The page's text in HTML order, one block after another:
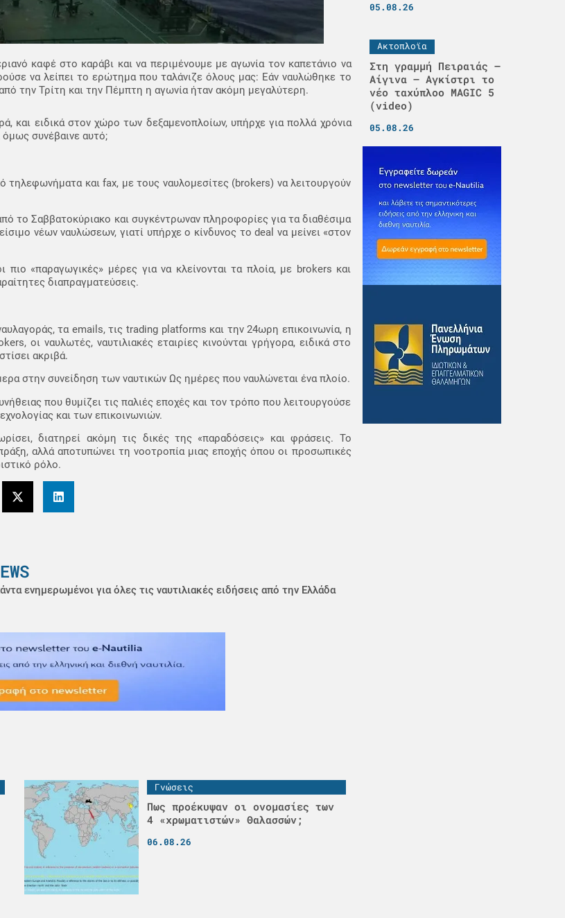
καφέ στο καράβι και να περιμένουμε με αγωνία τον καπετάνιο να
να λείπει το ερώτημα που ταλάνιζε όλους μας: Εάν ναυλώθηκε το
την Τρίτη και την Πέμπτη η αγωνία ήταν ακόμη μεγαλύτερη.
και ειδικά στον χώρο των δεξαμενοπλοίων, υπήρχε για πολλά χρόνια
όμως συνέβαινε αυτό;
τηλεφωνήματα και fax, με τους ναυλομεσίτες (brokers) να λειτουργούν
το Σαββατοκύριακο και συγκέντρωναν πληροφορίες για τα διαθέσιμα
νέων ναυλώσεων, γιατί υπήρχε ο κίνδυνος το deal να μείνει «στον
«παραγωγικές» μέρες για να κλείνονται τα πλοία, με brokers και
διαπραγματεύσεις.
τα emails, τις trading platforms και την 24ωρη επικοινωνία, η
οι ναυλωτές, ναυτιλιακές εταιρίες κινούνται γρήγορα, ειδικά στο
ακριβά.
στην συνείδηση των ναυτικών Ως ημέρες που ναυλώνεται ένα πλοίο.
που θυμίζει τις παλιές εποχές και τον τρόπο που λειτουργούσε
και των επικοινωνιών.
διατηρεί ακόμη τις δικές της «παραδόσεις» και φράσεις. Το
αλλά αποτυπώνει τη νοοτροπία μιας εποχής όπου οι προσωπικές
ρόλο.
ενημερωμένοι για όλες τις ναυτιλιακές ειδήσεις από την Ελλάδα
Γνώσεις
Πως προέκυψαν οι ονομασίες των
4 «χρωματιστών» Θαλασσών;
06.08.26
05.08.26
Ακτοπλοϊα
Στη γραμμή Πειραιάς –
Αίγινα – Αγκίστρι το
νέο ταχύπλοο MAGIC 5
(video)
05.08.26